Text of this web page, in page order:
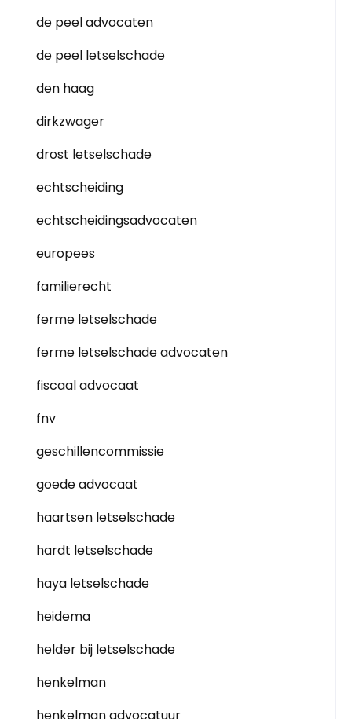
de peel advocaten
de peel letselschade
den haag
dirkzwager
drost letselschade
echtscheiding
echtscheidingsadvocaten
europees
familierecht
ferme letselschade
ferme letselschade advocaten
fiscaal advocaat
fnv
geschillencommissie
goede advocaat
haartsen letselschade
hardt letselschade
haya letselschade
heidema
helder bij letselschade
henkelman